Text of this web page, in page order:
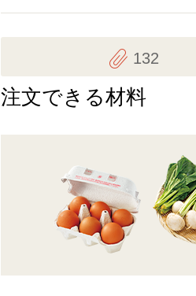
132
注文できる材料